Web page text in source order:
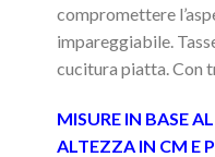
compromettere
impareggiabile.
cucitura piatta. Con
MISURE IN BASE
ALTEZZA IN CM E